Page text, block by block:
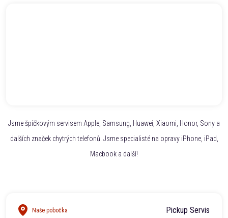
Jsme špičkovým servisem Apple, Samsung, Huawei, Xiaomi, Honor, Sony a
dalších značek chytrých telefonů. Jsme specialisté na opravy iPhone, iPad,
Macbook a další!
Naše pobočka
Pickup Servis